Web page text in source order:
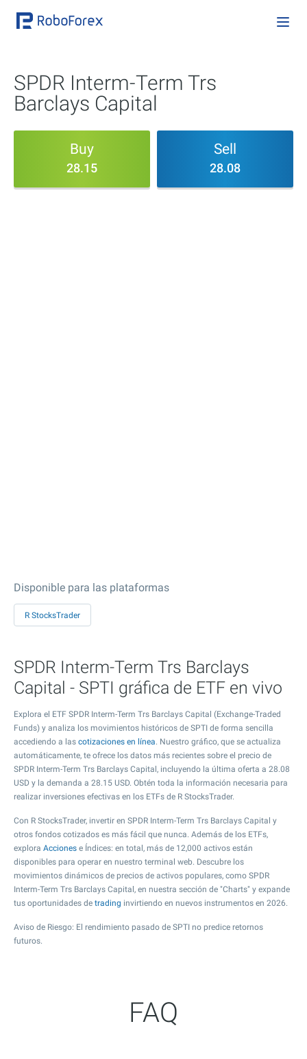
SPDR Interm-Term Trs
Barclays Capital
Buy
28.15
Sell
28.08
Disponible para las plataformas
R StocksTrader
SPDR Interm-Term Trs Barclays
Capital - SPTI gráfica de ETF en vivo
Explora el ETF SPDR Interm-Term Trs Barclays Capital (Exchange-Traded
Funds) y analiza los movimientos históricos de SPTI de forma sencilla
accediendo a las cotizaciones en línea. Nuestro gráfico, que se actualiza
automáticamente, te ofrece los datos más recientes sobre el precio de
SPDR Interm-Term Trs Barclays Capital, incluyendo la última oferta a 28.08
USD y la demanda a 28.15 USD. Obtén toda la información necesaria para
realizar inversiones efectivas en los ETFs de R StocksTrader.
Con R StocksTrader, invertir en SPDR Interm-Term Trs Barclays Capital y
otros fondos cotizados es más fácil que nunca. Además de los ETFs,
explora Acciones e Índices: en total, más de 12,000 activos están
disponibles para operar en nuestro terminal web. Descubre los
movimientos dinámicos de precios de activos populares, como SPDR
Interm-Term Trs Barclays Capital, en nuestra sección de "Charts" y expande
tus oportunidades de trading invirtiendo en nuevos instrumentos en 2026.
Aviso de Riesgo: El rendimiento pasado de SPTI no predice retornos
futuros.
FAQ